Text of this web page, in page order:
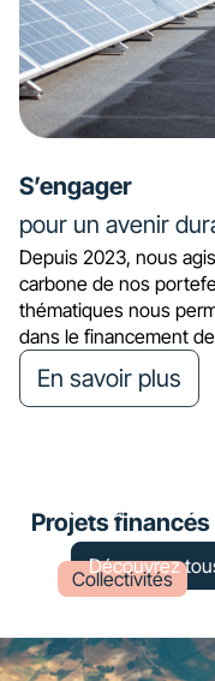
S’engager
pour un avenir
Depuis 2023, nous
carbone de nos
thématiques nous
dans le financement
En savoir plus
Projets
Collectivités
Lons-le-Saulnier
Découvrez